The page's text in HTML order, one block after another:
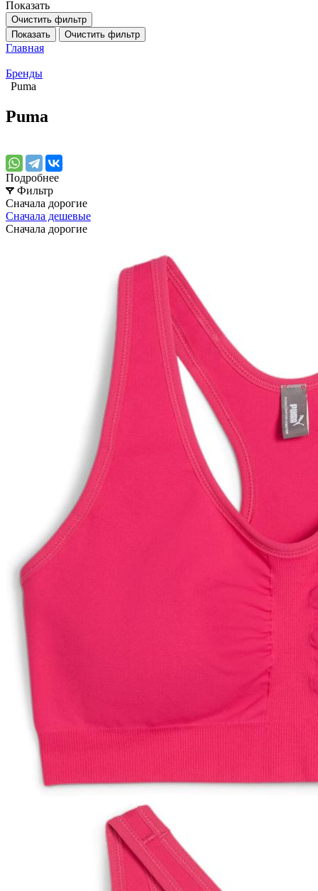
Показать
Очистить фильтр
Показать
Очистить фильтр
Главная
Бренды
Puma
Puma
Подробнее
Фильтр
Сначала дорогие
Сначала дешевые
Сначала дорогие